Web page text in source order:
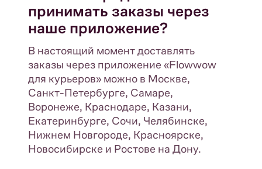
принимать заказы через
наше приложение?
В настоящий момент доставлять
заказы через приложение «Flowwow
для курьеров» можно в Москве,
Санкт-Петербурге, Самаре,
Воронеже, Краснодаре, Казани,
Екатеринбурге, Сочи, Челябинске,
Нижнем Новгороде, Красноярске,
Новосибирске и Ростове на Дону.